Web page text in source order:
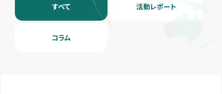
すべて 活動レポート
コラム